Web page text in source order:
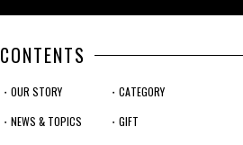
CONTENTS
・OUR STORY
・NEWS & TOPICS
・CATEGORY
・GIFT